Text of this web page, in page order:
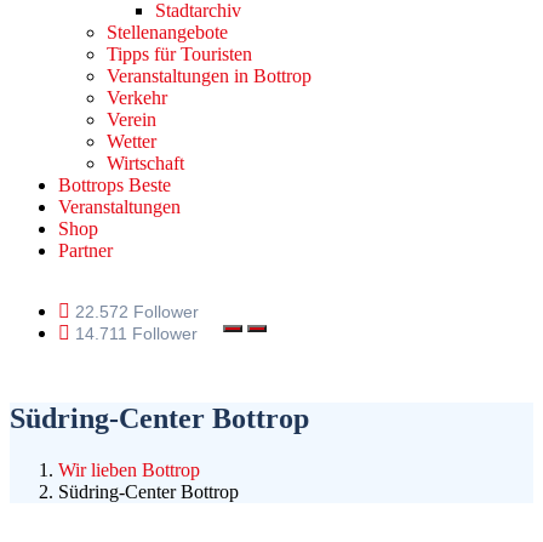
Stadtarchiv
Stellenangebote
Tipps für Touristen
Veranstaltungen in Bottrop
Verkehr
Verein
Wetter
Wirtschaft
Bottrops Beste
Veranstaltungen
Shop
Partner
22.572 Follower
14.711 Follower
Südring-Center Bottrop
Wir lieben Bottrop
Südring-Center Bottrop